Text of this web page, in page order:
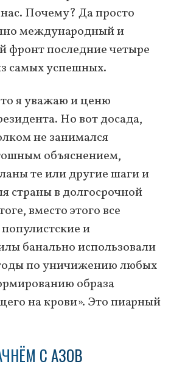
Почему? Да просто
международный и
фронт последние четыре
самых успешных.
я уважаю и ценю
Но вот досада,
не занимался
объяснением,
те или другие шаги и
страны в долгосрочной
вместо этого все
и
банально использовали
по уничижению любых
образа
на крови». Это пиарный
С АЗОВ